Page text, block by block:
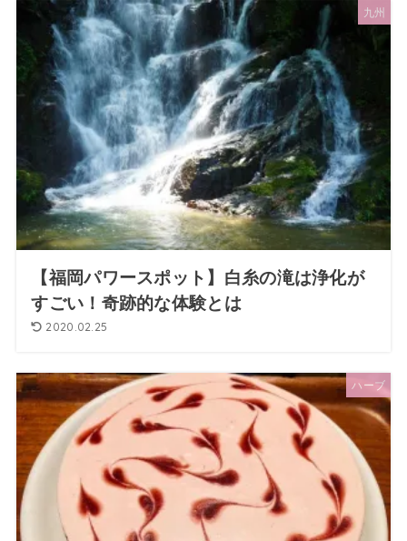
九州
【福岡パワースポット】白糸の滝は浄化が
すごい！奇跡的な体験とは
2020.02.25
ハーブ